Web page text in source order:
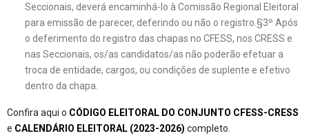
Seccionais, deverá encaminhá-lo à Comissão Regional Eleitoral
para emissão de parecer, deferindo ou não o registro.§3º Após
o deferimento do registro das chapas no CFESS, nos CRESS e
nas Seccionais, os/as candidatos/as não poderão efetuar a
troca de entidade, cargos, ou condições de suplente e efetivo
dentro da chapa.
Confira aqui o CÓDIGO ELEITORAL DO CONJUNTO CFESS-CRESS
e CALENDÁRIO ELEITORAL (2023-2026) completo.